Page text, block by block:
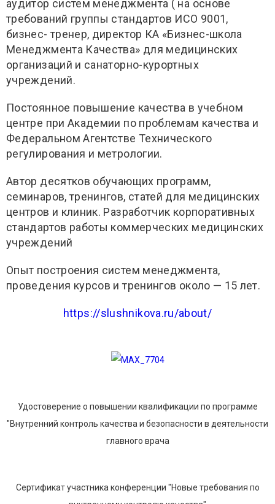
аудитор систем менеджмента ( на основе
требований группы стандартов ИСО 9001,
бизнес- тренер, директор КА «Бизнес-школа
Менеджмента Качества» для медицинских
организаций и санаторно-курортных
учреждений.
Постоянное повышение качества в учебном
центре при Академии по проблемам качества и
Федеральном Агентстве Технического
регулирования и метрологии.
Автор десятков обучающих программ,
семинаров, тренингов, статей для медицинских
центров и клиник. Разработчик корпоративных
стандартов работы коммерческих медицинских
учреждений
Опыт построения систем менеджмента,
проведения курсов и тренингов около — 15 лет.
https://slushnikova.ru/about/
Удостоверение о повышении квалификации по программе
"Внутренний контроль качества и безопасности в деятельности
главного врача
Сертификат участника конференции "Новые требования по